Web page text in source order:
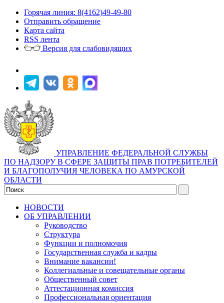
Горячая линия: 8(4162)49-49-80
Отправить обращение
Карта сайта
RSS лента
Версия для слабовидящих
УПРАВЛЕНИЕ ФЕДЕРАЛЬНОЙ СЛУЖБЫ
ПО НАДЗОРУ В СФЕРЕ ЗАЩИТЫ ПРАВ ПОТРЕБИТЕЛЕЙ
И БЛАГОПОЛУЧИЯ ЧЕЛОВЕКА ПО АМУРСКОЙ
ОБЛАСТИ
НОВОСТИ
ОБ УПРАВЛЕНИИ
Руководство
Структура
Функции и полномочия
Государственная служба и кадры
Внимание вакансии!
Коллегиальные и совещательные органы
Общественный совет
Аттестационная комиссия
Профессиональная ориентация